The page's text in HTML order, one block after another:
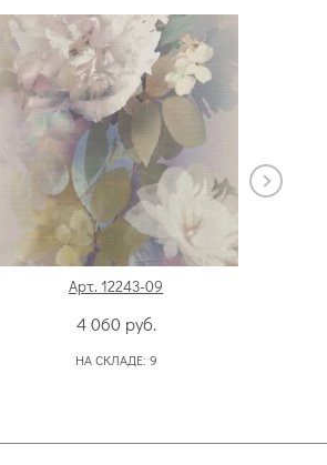
Арт. 12243-09
4 060 руб.
НА СКЛАДЕ: 9